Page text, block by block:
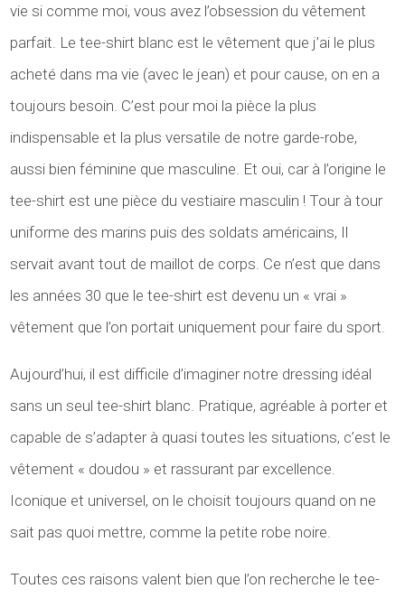
vie si comme moi, vous avez l’obsession du vêtement
parfait. Le tee-shirt blanc est le vêtement que j’ai le plus
acheté dans ma vie (avec le jean) et pour cause, on en a
toujours besoin. C’est pour moi la pièce la plus
indispensable et la plus versatile de notre garde-robe,
aussi bien féminine que masculine. Et oui, car à l’origine le
tee-shirt est une pièce du vestiaire masculin ! Tour à tour
uniforme des marins puis des soldats américains, Il
servait avant tout de maillot de corps. Ce n’est que dans
les années 30 que le tee-shirt est devenu un « vrai »
vêtement que l’on portait uniquement pour faire du sport.
Aujourd’hui, il est difficile d’imaginer notre dressing idéal
sans un seul tee-shirt blanc. Pratique, agréable à porter et
capable de s’adapter à quasi toutes les situations, c’est le
vêtement « doudou » et rassurant par excellence.
Iconique et universel, on le choisit toujours quand on ne
sait pas quoi mettre, comme la petite robe noire.
Toutes ces raisons valent bien que l’on recherche le tee-